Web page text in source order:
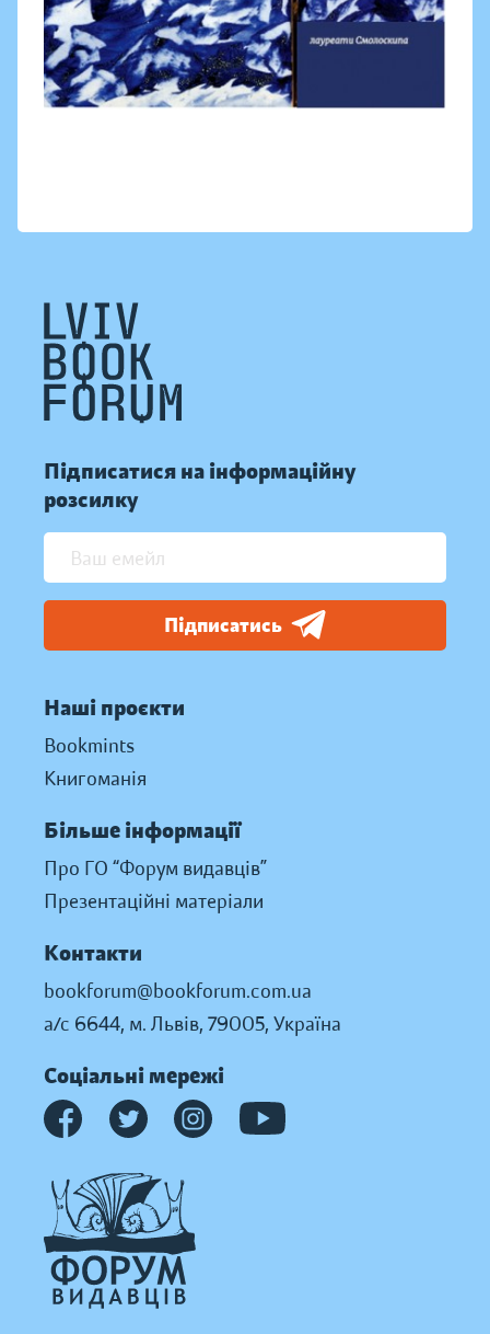
Підписатися на інформаційну
розсилку
Підписатись
Наші проєкти
Bookmints
Книгоманія
Більше інформації
Про ГО “Форум видавців”
Презентаційні матеріали
Контакти
bookforum@bookforum.com.ua
а/с 6644, м. Львів, 79005, Україна
Соціальні мережі